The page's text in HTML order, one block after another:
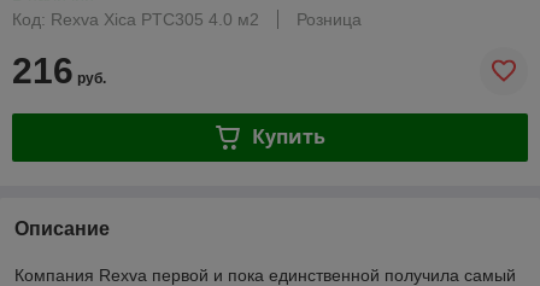
Код: Rexva Xica PTC305 4.0 м2
Розница
216 руб.
Купить
Описание
Компания Rexva первой и пока единственной получила самый